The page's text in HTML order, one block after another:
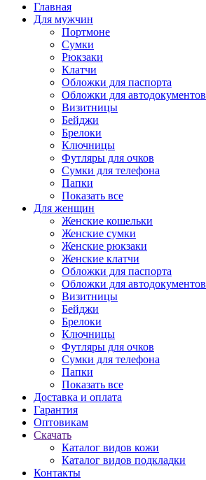
Главная
Для мужчин
Портмоне
Сумки
Рюкзаки
Клатчи
Обложки для паспорта
Обложки для автодокументов
Визитницы
Бейджи
Брелоки
Ключницы
Футляры для очков
Сумки для телефона
Папки
Показать все
Для женщин
Женские кошельки
Женские сумки
Женские рюкзаки
Женские клатчи
Обложки для паспорта
Обложки для автодокументов
Визитницы
Бейджи
Брелоки
Ключницы
Футляры для очков
Сумки для телефона
Папки
Показать все
Доставка и оплата
Гарантия
Оптовикам
Скачать
Каталог видов кожи
Каталог видов подкладки
Контакты